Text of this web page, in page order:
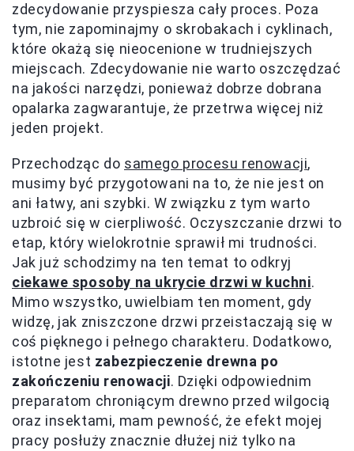
zdecydowanie przyspiesza cały proces. Poza
tym, nie zapominajmy o skrobakach i cyklinach,
które okażą się nieocenione w trudniejszych
miejscach. Zdecydowanie nie warto oszczędzać
na jakości narzędzi, ponieważ dobrze dobrana
opalarka zagwarantuje, że przetrwa więcej niż
jeden projekt.
Przechodząc do samego procesu renowacji,
musimy być przygotowani na to, że nie jest on
ani łatwy, ani szybki. W związku z tym warto
uzbroić się w cierpliwość. Oczyszczanie drzwi to
etap, który wielokrotnie sprawił mi trudności.
Jak już schodzimy na ten temat to odkryj
ciekawe sposoby na ukrycie drzwi w kuchni.
Mimo wszystko, uwielbiam ten moment, gdy
widzę, jak zniszczone drzwi przeistaczają się w
coś pięknego i pełnego charakteru. Dodatkowo,
istotne jest zabezpieczenie drewna po
zakończeniu renowacji. Dzięki odpowiednim
preparatom chroniącym drewno przed wilgocią
oraz insektami, mam pewność, że efekt mojej
pracy posłuży znacznie dłużej niż tylko na